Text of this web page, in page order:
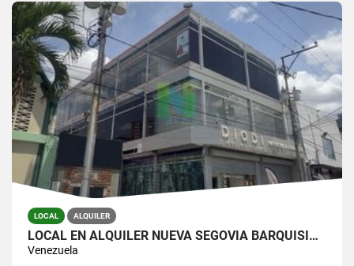
LOCAL ALQUILER
LOCAL EN ALQUILER NUEVA SEGOVIA BARQUISIMETO
Venezuela